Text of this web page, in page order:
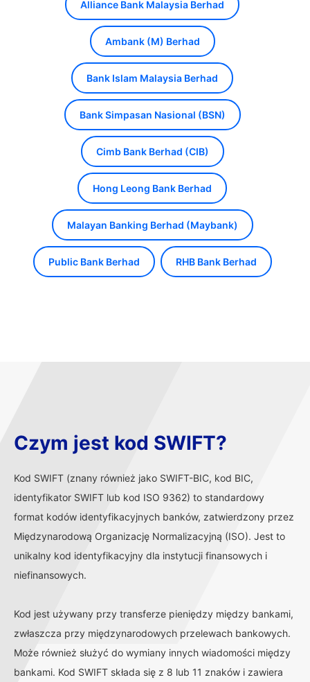
Alliance Bank Malaysia Berhad
Ambank (M) Berhad
Bank Islam Malaysia Berhad
Bank Simpasan Nasional (BSN)
Cimb Bank Berhad (CIB)
Hong Leong Bank Berhad
Malayan Banking Berhad (Maybank)
Public Bank Berhad RHB Bank Berhad
Czym jest kod SWIFT?
Kod SWIFT (znany również jako SWIFT-BIC, kod BIC,
identyfikator SWIFT lub kod ISO 9362) to standardowy
format kodów identyfikacyjnych banków, zatwierdzony przez
Międzynarodową Organizację Normalizacyjną (ISO). Jest to
unikalny kod identyfikacyjny dla instytucji finansowych i
niefinansowych.
Kod jest używany przy transferze pieniędzy między bankami,
zwłaszcza przy międzynarodowych przelewach bankowych.
Może również służyć do wymiany innych wiadomości między
bankami. Kod SWIFT składa się z 8 lub 11 znaków i zawiera